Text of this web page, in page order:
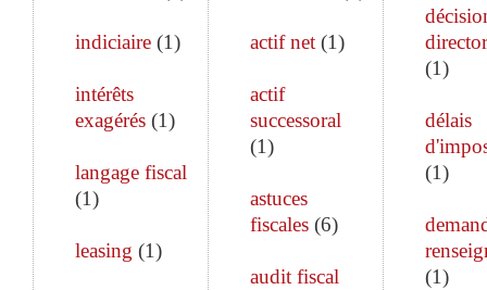
indiciaire (1)
intérêts
exagérés (1)
langage fiscal
(1)
leasing (1)
actif net(1)
actif
successoral
(1)
astuces
fiscales(6)
audit fiscal
(1)
délais
(1)
(1)